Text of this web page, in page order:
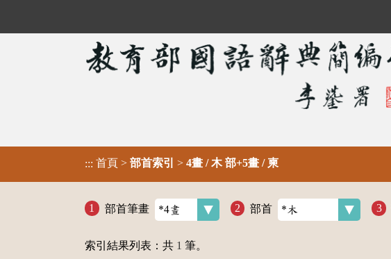
::: 首頁 > 部首索引 > 4畫 / 木 部+5畫 / 柬
部首筆畫 部首
索引結果列表：共 1 筆。